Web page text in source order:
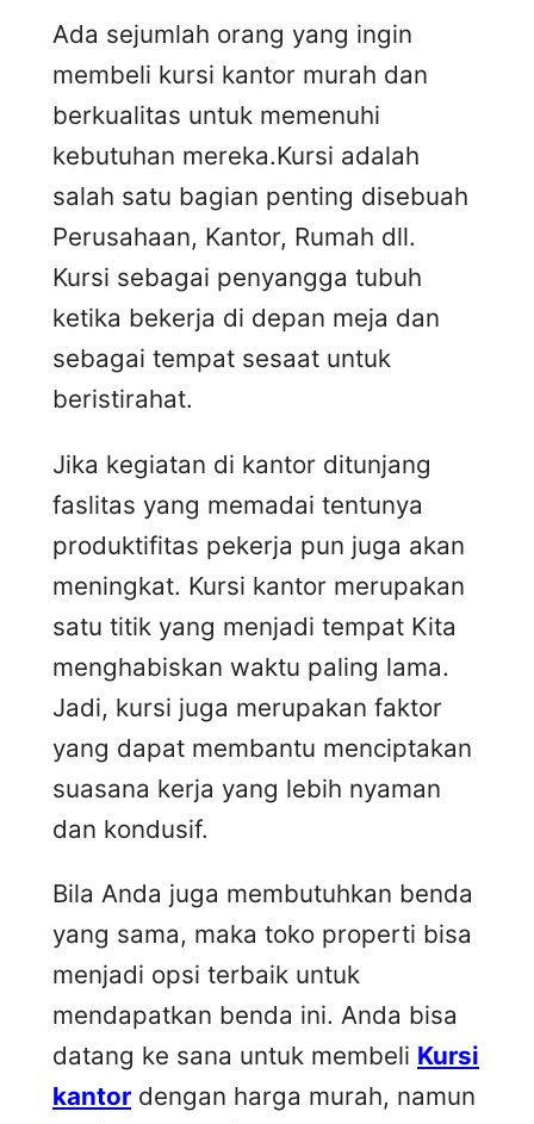
Ada sejumlah orang yang ingin
membeli kursi kantor murah dan
berkualitas untuk memenuhi
kebutuhan mereka.Kursi adalah
salah satu bagian penting disebuah
Perusahaan, Kantor, Rumah dll.
Kursi sebagai penyangga tubuh
ketika bekerja di depan meja dan
sebagai tempat sesaat untuk
beristirahat.
Jika kegiatan di kantor ditunjang
faslitas yang memadai tentunya
produktifitas pekerja pun juga akan
meningkat. Kursi kantor merupakan
satu titik yang menjadi tempat Kita
menghabiskan waktu paling lama.
Jadi, kursi juga merupakan faktor
yang dapat membantu menciptakan
suasana kerja yang lebih nyaman
dan kondusif.
Bila Anda juga membutuhkan benda
yang sama, maka toko properti bisa
menjadi opsi terbaik untuk
mendapatkan benda ini. Anda bisa
datang ke sana untuk membeli Kursi
kantor dengan harga murah, namun